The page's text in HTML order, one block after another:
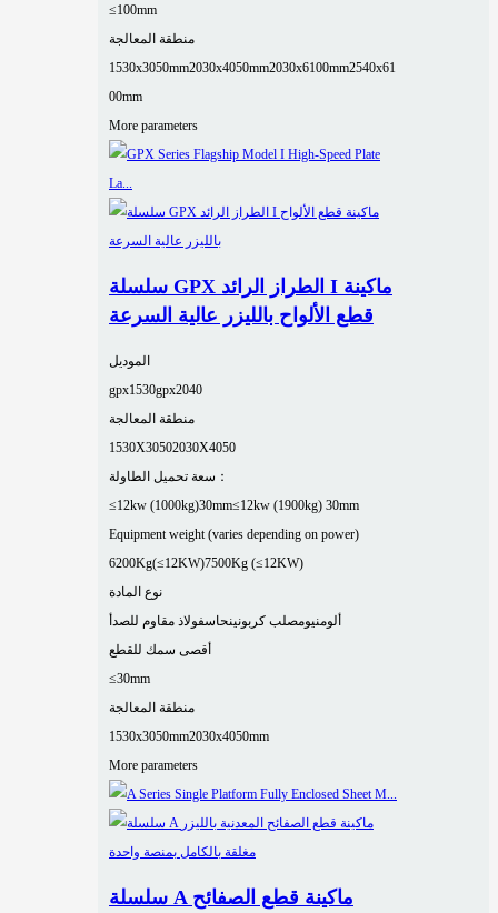
≤100mm
منطقة المعالجة
1530x3050mm2030x4050mm2030x6100mm2540x61
00mm
More parameters
سلسلة GPX الطراز الرائد I ماكينة
قطع الألواح بالليزر عالية السرعة
الموديل
gpx1530gpx2040
منطقة المعالجة
1530X30502030X4050
سعة تحميل الطاولة：
≤12kw (1000kg)30mm≤12kw (1900kg) 30mm
Equipment weight (varies depending on power)
6200Kg(≤12KW)7500Kg (≤12KW)
نوع المادة
ألومنيومصلب كربونينحاسفولاذ مقاوم للصدأ
أقصى سمك للقطع
≤30mm
منطقة المعالجة
1530x3050mm2030x4050mm
More parameters
سلسلة A ماكينة قطع الصفائح